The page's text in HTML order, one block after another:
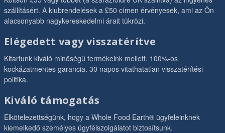
szállításért. A klubrendelések a £50 címen érvényesek, ami az Ön
alacsonyabb nagykereskedelmi árait tükrözi.
Elégedett vagy visszatérítve
Kitartunk kiváló minőségű termékeink mellett. 100%-os
kockázatmentes garancia. 30 napos vitathatatlan visszatérítési
politika.
Kiváló támogatás
Elkötelezettségünk, hogy a Whole Food Earth® ügyfeleinknek
kiemelkedő személyes ügyfélszolgálatot biztosítsunk.